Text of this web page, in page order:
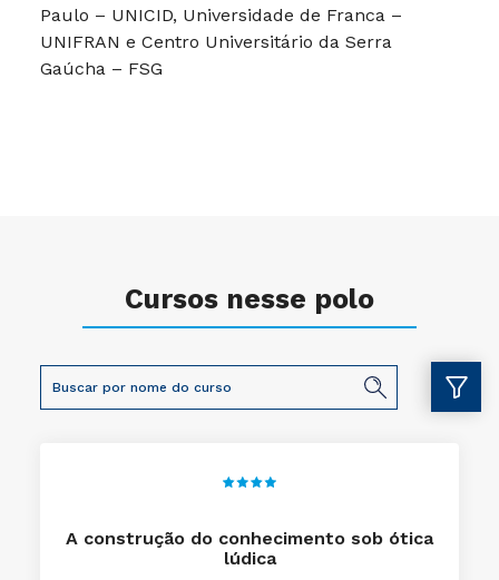
Paulo – UNICID, Universidade de Franca –
UNIFRAN e Centro Universitário da Serra
Gaúcha – FSG
Cursos nesse polo
A construção do conhecimento sob ótica
lúdica